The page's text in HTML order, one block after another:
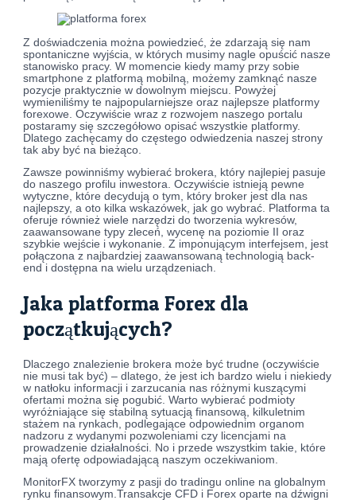
Z doświadczenia można powiedzieć, że zdarzają się nam
spontaniczne wyjścia, w których musimy nagle opuścić nasze
stanowisko pracy. W momencie kiedy mamy przy sobie
smartphone z platformą mobilną, możemy zamknąć nasze
pozycje praktycznie w dowolnym miejscu. Powyżej
wymieniliśmy te najpopularniejsze oraz najlepsze platformy
forexowe. Oczywiście wraz z rozwojem naszego portalu
postaramy się szczegółowo opisać wszystkie platformy.
Dlatego zachęcamy do częstego odwiedzenia naszej strony
tak aby być na bieżąco.
Zawsze powinniśmy wybierać brokera, który najlepiej pasuje
do naszego profilu inwestora. Oczywiście istnieją pewne
wytyczne, które decydują o tym, który broker jest dla nas
najlepszy, a oto kilka wskazówek, jak go wybrać. Platforma ta
oferuje również wiele narzędzi do tworzenia wykresów,
zaawansowane typy zleceń, wycenę na poziomie II oraz
szybkie wejście i wykonanie. Z imponującym interfejsem, jest
połączona z najbardziej zaawansowaną technologią back-
end i dostępna na wielu urządzeniach.
Jaka platforma Forex dla
początkujących?
Dlaczego znalezienie brokera może być trudne (oczywiście
nie musi tak być) – dlatego, że jest ich bardzo wielu i niekiedy
w natłoku informacji i zarzucania nas różnymi kuszącymi
ofertami można się pogubić. Warto wybierać podmioty
wyróżniające się stabilną sytuacją finansową, kilkuletnim
stażem na rynkach, podlegające odpowiednim organom
nadzoru z wydanymi pozwoleniami czy licencjami na
prowadzenie działalności. No i przede wszystkim takie, które
mają ofertę odpowiadającą naszym oczekiwaniom.
MonitorFX tworzymy z pasji do tradingu online na globalnym
rynku finansowym.Transakcje CFD i Forex oparte na dźwigni